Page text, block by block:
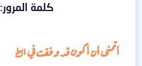
كلمة المرور: djoudi